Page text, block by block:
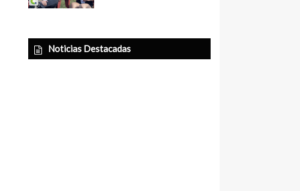
Noticias Destacadas